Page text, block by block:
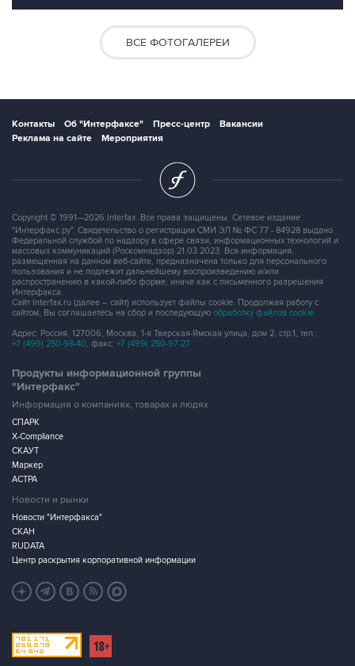
ВСЕ ФОТОГАЛЕРЕИ
Контакты Об "Интерфаксе" Пресс-центр
Вакансии
Реклама на сайте
Мероприятия
Copyright © 1991—2026 Interfax. Все права защищены. Сетевое издание
"Интерфакс.ру". Свидетельство о регистрации СМИ ЭЛ № ФС 77 - 84928 выдано
Федеральной службой по надзору в сфере связи, информационных технологий и
массовых коммуникаций (Роскомнадзор) 21.03.2023. Вся информация,
размещенная на данном веб-сайте, предназначена только для персонального
пользования и не подлежит дальнейшему воспроизведению и/или
распространению в какой-либо форме, иначе как с письменного разрешения
Интерфакса.
Сайт Interfax.ru (далее – сайт) использует файлы cookie. Продолжая работу с
сайтом, Вы соглашаетесь на сбор и последующую обработку файлов cookie.
Адрес: Россия, 127006, Москва, 1-я Тверская-Ямская улица, дом 2, стр.1, тел.:
+7 (499) 250-98-40, факс: +7 (499) 250-97-27
Продукты информационной группы
"Интерфакс"
Информация о компаниях, товарах и людях
СПАРК
X-Compliance
СКАУТ
Маркер
АСТРА
Новости и рынки
Новости "Интерфакса"
СКАН
RUDATA
Центр раскрытия корпоративной информации